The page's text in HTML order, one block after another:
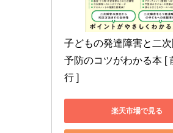
子どもの発達障害と二
予防のコツがわかる本 [
行 ]
楽天市場で見る